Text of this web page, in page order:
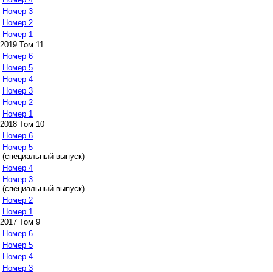
Номер 3
Номер 2
Номер 1
2019 Том 11
Номер 6
Номер 5
Номер 4
Номер 3
Номер 2
Номер 1
2018 Том 10
Номер 6
Номер 5
(специальный выпуск)
Номер 4
Номер 3
(специальный выпуск)
Номер 2
Номер 1
2017 Том 9
Номер 6
Номер 5
Номер 4
Номер 3